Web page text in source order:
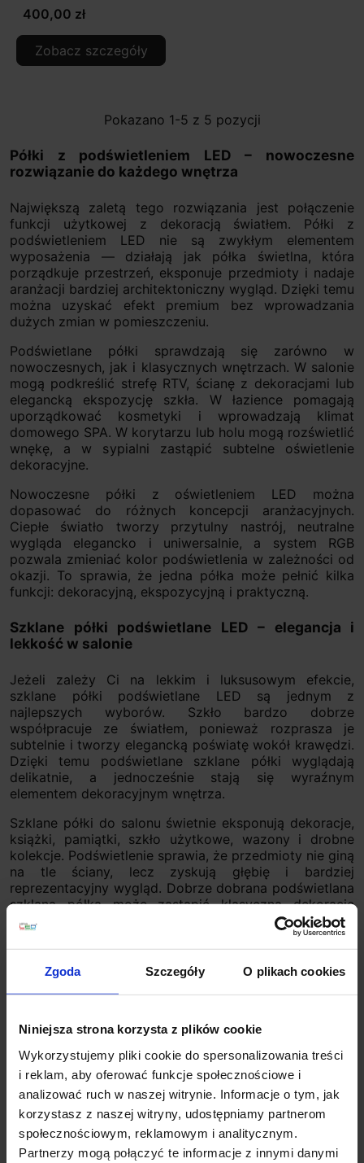
Zgoda Szczegóły O plikach cookies
Niniejsza strona korzysta z plików cookie
Wykorzystujemy pliki cookie do spersonalizowania treści
i reklam, aby oferować funkcje społecznościowe i
analizować ruch w naszej witrynie. Informacje o tym, jak
korzystasz z naszej witryny, udostępniamy partnerom
społecznościowym, reklamowym i analitycznym.
Partnerzy mogą połączyć te informacje z innymi danymi
400,00 zł
Zobacz szczegóły
Pokazano 1-5 z 5 pozycji
Półki z podświetleniem LED – nowoczesne
rozwiązanie do każdego wnętrza
Największą zaletą tego rozwiązania jest połączenie
funkcji użytkowej z dekoracją światłem. Półki z
podświetleniem LED nie są zwykłym elementem
wyposażenia — działają jak półka świetlna, która
porządkuje przestrzeń, eksponuje przedmioty i nadaje
aranżacji bardziej architektoniczny wygląd. Dzięki temu
można uzyskać efekt premium bez wprowadzania
dużych zmian w pomieszczeniu.
Podświetlane półki sprawdzają się zarówno w
nowoczesnych, jak i klasycznych wnętrzach. W salonie
mogą podkreślić strefę RTV, ścianę z dekoracjami lub
elegancką ekspozycję szkła. W łazience pomagają
uporządkować kosmetyki i wprowadzają klimat
domowego SPA. W korytarzu lub holu mogą rozświetlić
wnękę, a w sypialni zastąpić subtelne oświetlenie
dekoracyjne.
Nowoczesne półki z oświetleniem LED można
dopasować do różnych koncepcji aranżacyjnych.
Ciepłe światło tworzy przytulny nastrój, neutralne
wygląda elegancko i uniwersalnie, a system RGB
pozwala zmieniać kolor podświetlenia w zależności od
okazji. To sprawia, że jedna półka może pełnić kilka
funkcji: dekoracyjną, ekspozycyjną i praktyczną.
Szklane półki podświetlane LED – elegancja i
lekkość w salonie
Jeżeli zależy Ci na lekkim i luksusowym efekcie,
szklane półki podświetlane LED są jednym z
najlepszych wyborów. Szkło bardzo dobrze
współpracuje ze światłem, ponieważ rozprasza je
subtelnie i tworzy elegancką poświatę wokół krawędzi.
Dzięki temu podświetlane szklane półki wyglądają
delikatnie, a jednocześnie stają się wyraźnym
elementem dekoracyjnym wnętrza.
Szklane półki do salonu świetnie eksponują dekoracje,
książki, pamiątki, szkło użytkowe, wazony i drobne
kolekcje. Podświetlenie sprawia, że przedmioty nie giną
na tle ściany, lecz zyskują głębię i bardziej
reprezentacyjny wygląd. Dobrze dobrana podświetlana
szklana półka może zastąpić klasyczną dekorację
ścienną, szczególnie w nowoczesnym salonie, jadalni
Lekkość wizualna
– szkło nie przytłacza ściany i
dobrze wygląda nawet w mniejszych pomieszczeniach.
Efektowna poświata– światło podkreśla krawędzie
Uniwersalny styl– szkło pasuje do aranżacji
minimalistycznych, glamour, modern classic i
loftowych.
Łatwość czyszczenia– gładka powierzchnia jest
praktyczna w codziennym użytkowaniu.
Elegancka ekspozycja– szklana półka z
podświetleniem LED dobrze prezentuje dekoracje i
kolekcje.